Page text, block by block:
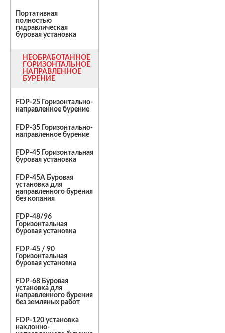
Портативная
полностью
гидравлическая
буровая установка
НЕОБРАБОТАННОЕ
ГОРИЗОНТАЛЬНОЕ
НАПРАВЛЕННОЕ
БУРЕНИЕ
FDP-25 Горизонтально-
направленное бурение
FDP-35 Горизонтально-
направленное бурение
FDP-45 Горизонтальная
буровая установка
FDP-45A Буровая
установка для
направленного бурения
без копания
FDP-48/96
Горизонтальная
буровая установка
FDP-45 / 90
Горизонтальная
буровая установка
FDP-68 Буровая
установка для
направленного бурения
без земляных работ
FDP-120 установка
наклонно-